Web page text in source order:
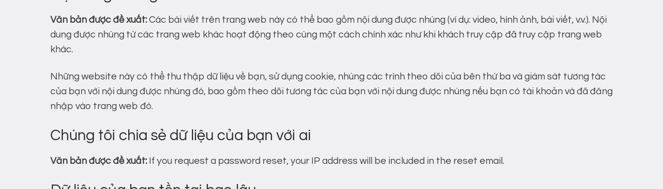
Văn bản được đề xuất: Các bài viết trên trang web này có thể bao gồm nội dung được nhúng (ví dụ: video, hình ảnh, bài viết, v.v.). Nội
dung được nhúng từ các trang web khác hoạt động theo cùng một cách chính xác như khi khách truy cập đã truy cập trang web
khác.
Những website này có thể thu thập dữ liệu về bạn, sử dụng cookie, nhúng các trình theo dõi của bên thứ ba và giám sát tương tác
của bạn với nội dung được nhúng đó, bao gồm theo dõi tương tác của bạn với nội dung được nhúng nếu bạn có tài khoản và đã đăng
nhập vào trang web đó.
Chúng tôi chia sẻ dữ liệu của bạn với ai
Văn bản được đề xuất: If you request a password reset, your IP address will be included in the reset email.